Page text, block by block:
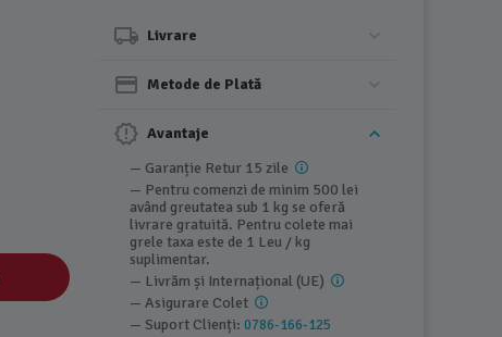
Livrare
Metode de Plată
Avantaje
— Garanție Retur 15 zile
— Pentru comenzi de minim 500 lei
având greutatea sub 1 kg se oferă
livrare gratuită. Pentru colete mai
grele taxa este de 1 Leu / kg
suplimentar.
— Livrăm și Internațional (UE)
— Asigurare Colet
— Suport Clienți:0786-166-125